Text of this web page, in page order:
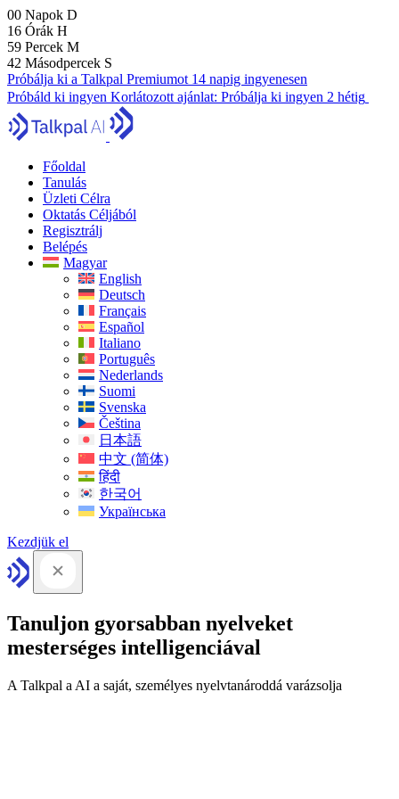
00 Napok D
16 Órák H
59 Percek M
41 Másodpercek S
Próbálja ki a Talkpal Premiumot 14 napig ingyenesen
Próbáld ki ingyen Korlátozott ajánlat: Próbálja ki ingyen 2 hétig
Főoldal
Tanulás
Üzleti Célra
Oktatás Céljából
Regisztrálj
Belépés
Magyar
English
Deutsch
Français
Español
Italiano
Português
Nederlands
Suomi
Svenska
Čeština
日本語
中文 (简体)
हिंदी
한국어
Українська
Kezdjük el
Tanuljon gyorsabban nyelveket
mesterséges intelligenciával
A Talkpal a AI a saját, személyes nyelvtanároddá varázsolja